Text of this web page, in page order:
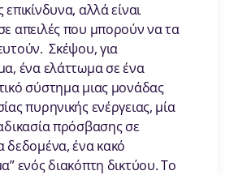
αλλά είναι
απειλές που μπορούν να τα
Σκέψου, για
ένα ελάττωμα σε ένα
σύστημα μιας μονάδας
πυρηνικής ενέργειας, μία
πρόσβασης σε
δεδομένα, ένα κακό
ενός διακόπτη δικτύου. Το